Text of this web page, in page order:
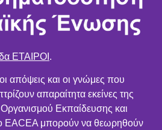
ΕΤΑΙΡΟΙ .
απόψεις και οι γνώμες που
απαραίτητα εκείνες της
Εκπαίδευσης και
EACEA μπορούν να θεωρηθούν